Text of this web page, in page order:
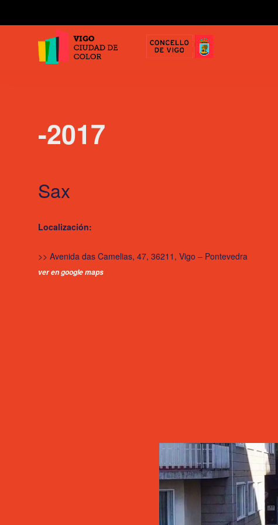
-2017
Sax
Localización:
>> Avenida das Camelias, 47, 36211, Vigo – Pontevedra
ver en google maps